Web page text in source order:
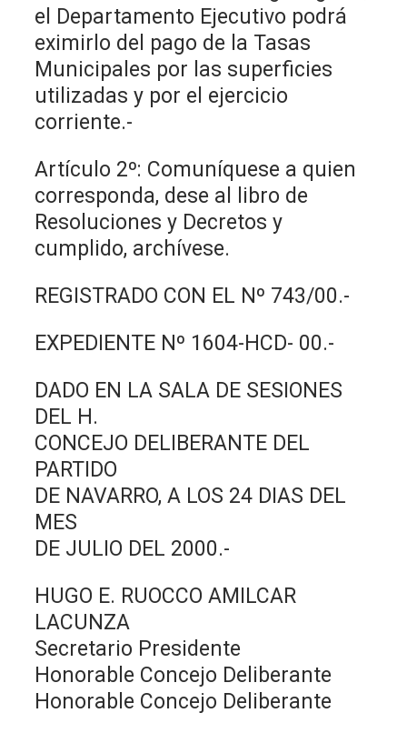
el Departamento Ejecutivo podrá
eximirlo del pago de la Tasas
Municipales por las superficies
utilizadas y por el ejercicio
corriente.-
Artículo 2º: Comuníquese a quien
corresponda, dese al libro de
Resoluciones y Decretos y
cumplido, archívese.
REGISTRADO CON EL Nº 743/00.-
EXPEDIENTE Nº 1604-HCD- 00.-
DADO EN LA SALA DE SESIONES
DEL H.
CONCEJO DELIBERANTE DEL
PARTIDO
DE NAVARRO, A LOS 24 DIAS DEL
MES
DE JULIO DEL 2000.-
HUGO E. RUOCCO AMILCAR
LACUNZA
Secretario Presidente
Honorable Concejo Deliberante
Honorable Concejo Deliberante